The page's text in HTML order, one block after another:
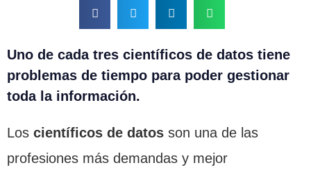
Uno de cada tres científicos de datos tiene
problemas de tiempo para poder gestionar
toda la información.
Los científicos de datos son una de las
profesiones más demandas y mejor